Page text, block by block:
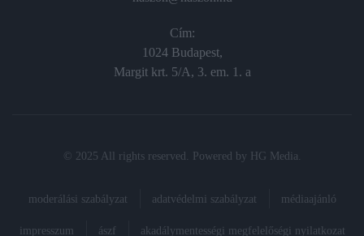
Cím:
1024 Budapest,
Margit krt. 5/A, 3. em. 1. a
© 2025 All rights reserved. Powered by HG Media
moderálási szabályzat adatvédelmi szabályzat médiaajánló
impresszum ászf akadálymentességi megfelelőségi nyilatkozat